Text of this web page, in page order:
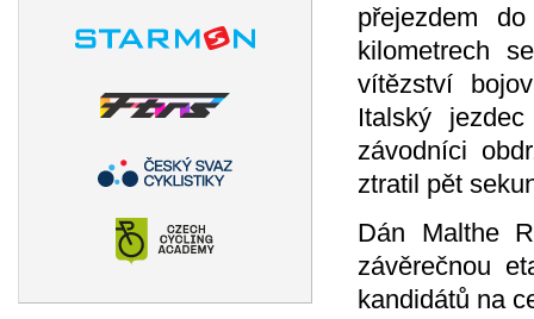
přejezdem
kilometrech
vítězství
Italský
závodníci
ztratil pět
Dán Malthe
závěrečnou
kandidátů na